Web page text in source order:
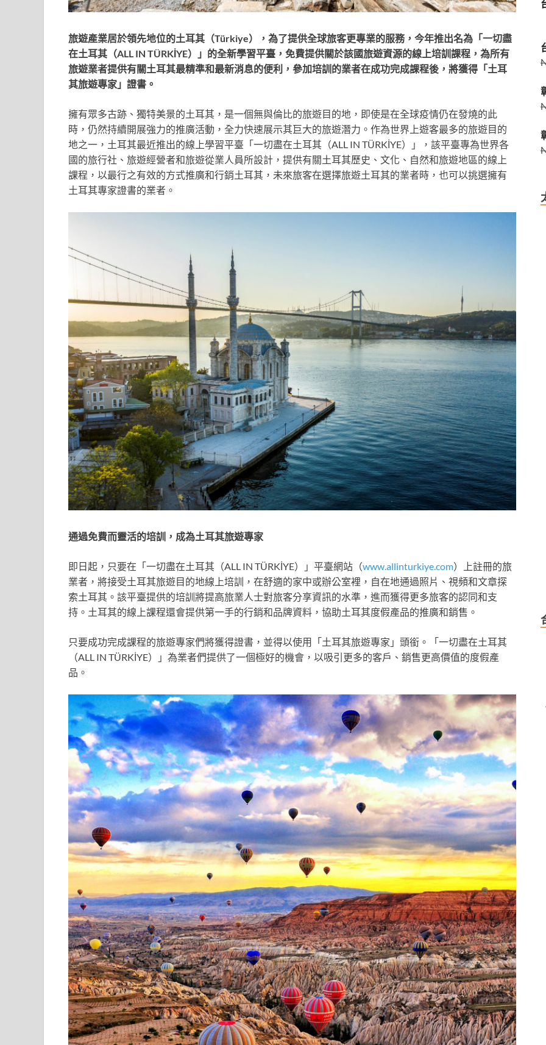
旅遊產業居於領先地位的土耳其（Türkiye），為了提供全球旅客更專業的服務，今年推出名為「一切盡
在土耳其（ALL IN TÜRKİYE）」的全新學習平臺，免費提供關於該國旅遊資源的線上培訓課程，為所有
旅遊業者提供有關土耳其最精準和最新消息的便利，參加培訓的業者在成功完成課程後，將獲得「土耳
其旅遊專家」證書。
擁有眾多古跡、獨特美景的土耳其，是一個無與倫比的旅遊目的地，即使是在全球疫情仍在發燒的此
時，仍然持續開展強力的推廣活動，全力快速展示其巨大的旅遊潛力。作為世界上遊客最多的旅遊目的
地之一，土耳其最近推出的線上學習平臺「一切盡在土耳其（ALL IN TÜRKİYE）」，該平臺專為世界各
國的旅行社、旅遊經營者和旅遊從業人員所設計，提供有關土耳其歷史、文化、自然和旅遊地區的線上
課程，以最行之有效的方式推廣和行銷土耳其，未來旅客在選擇旅遊土耳其的業者時，也可以挑選擁有
土耳其專家證書的業者。
通過免費而靈活的培訓，成為土耳其旅遊專家
即日起，只要在「一切盡在土耳其（ALL IN TÜRKİYE）」平臺網站（www.allinturkiye.com）上註冊的旅
業者，將接受土耳其旅遊目的地線上培訓，在舒適的家中或辦公室裡，自在地通過照片、視頻和文章探
索土耳其。該平臺提供的培訓將提高旅業人士對旅客分享資訊的水準，進而獲得更多旅客的認同和支
持。土耳其的線上課程還會提供第一手的行銷和品牌資料，協助土耳其度假產品的推廣和銷售。
只要成功完成課程的旅遊專家們將獲得證書，並得以使用「土耳其旅遊專家」頭銜。「一切盡在土耳其
（ALL IN TÜRKİYE）」為業者們提供了一個極好的機會，以吸引更多的客戶、銷售更高價值的度假產
品。